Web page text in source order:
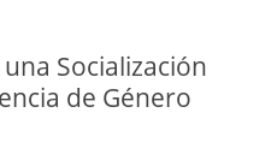
Socialización
de Género